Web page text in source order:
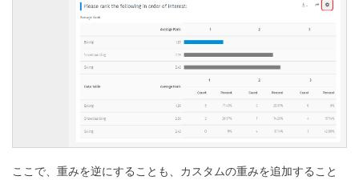
ここで、重みを逆にすることも、カスタムの重みを追加すること